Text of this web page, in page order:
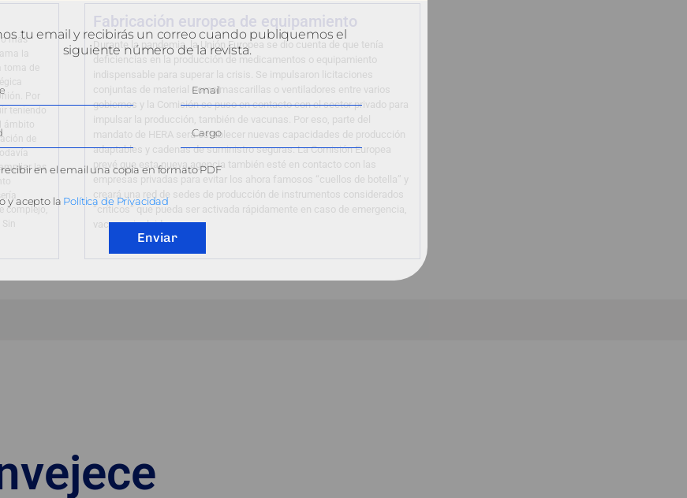
más
la
toma de
Por
teniendo
ámbito
de
las
complejo,
Fabricación europea de equipamiento
Durante la pandemia, la Unión Europea se dio cuenta de que tenía
deficiencias en la producción de medicamentos o equipamiento
indispensable para superar la crisis. Se impulsaron licitaciones
conjuntas de material como mascarillas o ventiladores entre varios
gobiernos y la Comisión se puso en contacto con el sector privado para
impulsar la producción, también de vacunas. Por eso, parte del
mandato de HERA será establecer nuevas capacidades de producción
adaptables y cadenas de suministro seguras. La Comisión Europea
prevé que esta nueva agencia también esté en contacto con las
empresas privadas para evitar los ahora famosos “cuellos de botella” y
creará una red de sedes de producción de instrumentos considerados
“críticos” que pueda ser activada rápidamente en caso de emergencia,
vacunas incluidas.
tu email y recibirás un correo cuando publiquemos el
siguiente número de la revista.
en el email una copia en formato PDF
y acepto la Política de Privacidad
Enviar